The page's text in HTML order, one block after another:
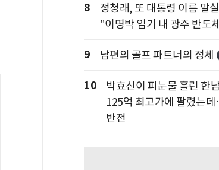
8
정청래, 또 대통령 이름 말
"이명박 임기 내 광주 반도
9 남편의 골프 파트너의 정체
10
박효신이 피눈물 흘린 한
125억 최고가에 팔렸는
반전